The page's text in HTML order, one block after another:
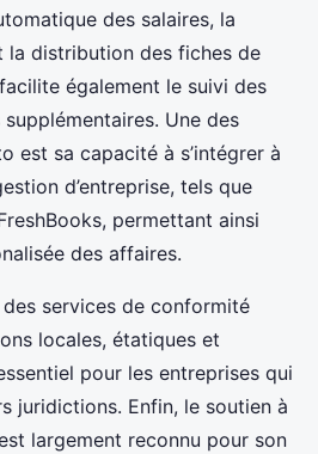
des salaires, la
la distribution des fiches de
également le suivi des
Une des
est sa capacité à s’intégrer à
d’entreprise, tels que
permettant ainsi
des affaires.
services de conformité
locales, étatiques et
pour les entreprises qui
juridictions. Enfin, le soutien à
largement reconnu pour son